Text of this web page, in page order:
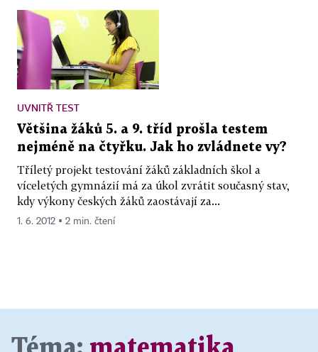
UVNITŘ TEST
Většina žáků 5. a 9. tříd prošla testem
nejméně na čtyřku. Jak ho zvládnete vy?
Tříletý projekt testování žáků základních škol a
víceletých gymnázií má za úkol zvrátit současný stav,
kdy výkony českých žáků zaostávají za...
1. 6. 2012 ▪ 2 min. čtení